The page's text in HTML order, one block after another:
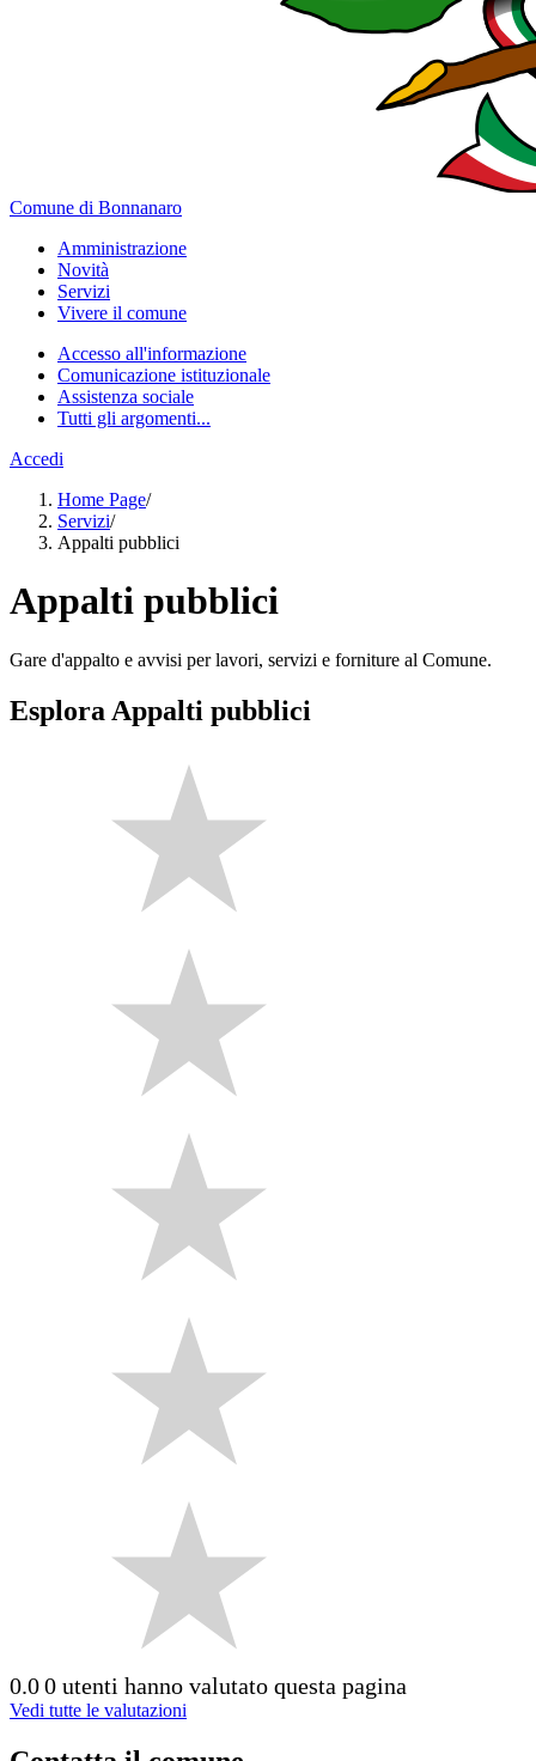
Comune di Bonnanaro
Amministrazione
Novità
Servizi
Vivere il comune
Accesso all'informazione
Comunicazione istituzionale
Assistenza sociale
Tutti gli argomenti...
Accedi
Home Page/
Servizi/
Appalti pubblici
Appalti pubblici
Gare d'appalto e avvisi per lavori, servizi e forniture al Comune.
Esplora Appalti pubblici
0.00 utenti hanno valutato questa pagina
Vedi tutte le valutazioni